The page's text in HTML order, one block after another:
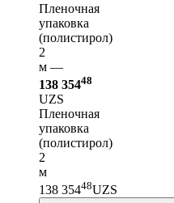
Пленочная
упаковка
(полистирол)
2
м —
138 35448
UZS
Пленочная
упаковка
(полистирол)
2
м
138 35448UZS